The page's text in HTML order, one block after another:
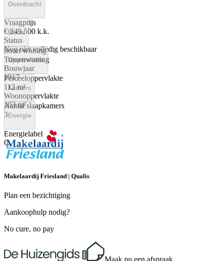
Overdracht
Vraagprijs
€ 249.500 k.k.
Status
Nog niet volledig beschikbaar
Bouw
Soort woning
Tussenwoning
Bouwjaar
1917
Oppervlakte
Perceeloppervlakte
112 m²
Woonoppervlakte
103 m²
Kamers
Aantal slaapkamers
3 Energie
Energielabel
C
Makelaardij Friesland | Qualis
Plan een bezichtiging
Aankoophulp nodig?
No cure, no pay
Maak nu een afspraak